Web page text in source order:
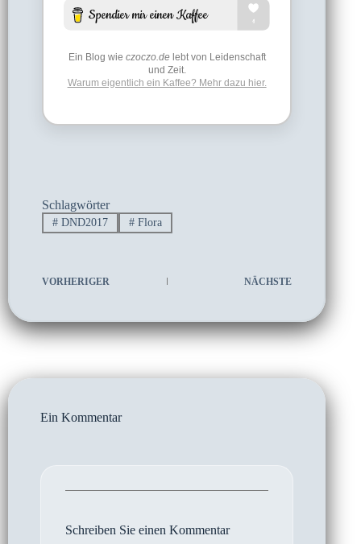
Ein Blog wie czoczo.delebt von Leidenschaft
und Zeit.
Warum eigentlich ein Kaffee? Mehr dazu hier.
Schlagwörter
#DND2017 #Flora
VORHERIGER NÄCHSTE
Ein Kommentar
Schreiben Sie einen Kommentar